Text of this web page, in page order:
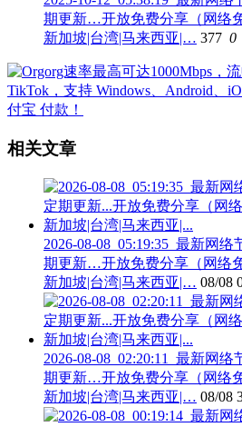
期更新…开放免费分享（网络
新加坡|台湾|马来西亚|… 377 0
相关文章
2026-08-08_05:19:35_最新网
期更新…开放免费分享（网络
新加坡|台湾|马来西亚|… 08/08
2026-08-08_02:20:11_最新网
期更新…开放免费分享（网络
新加坡|台湾|马来西亚|… 08/08